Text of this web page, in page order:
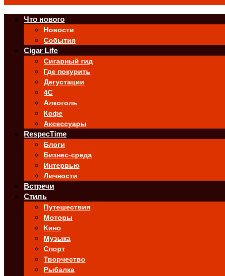
Что нового
Новости
События
Cigar Life
Сигарный гид
Где покурить
Дегустации
4C
Алкоголь
Кофе
Аксессуары
RespecTime
Блоги
Бизнес-среда
Интервью
Личности
Встречи
Стиль
Путешествия
Моторы
Кино
Музыка
Спорт
Творчество
Рыбалка